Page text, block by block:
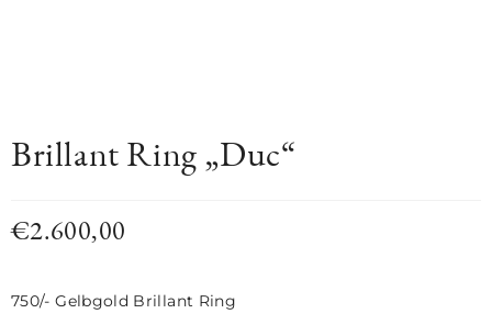
Brillant Ring „Duc“
€2.600,00
750/- Gelbgold Brillant Ring